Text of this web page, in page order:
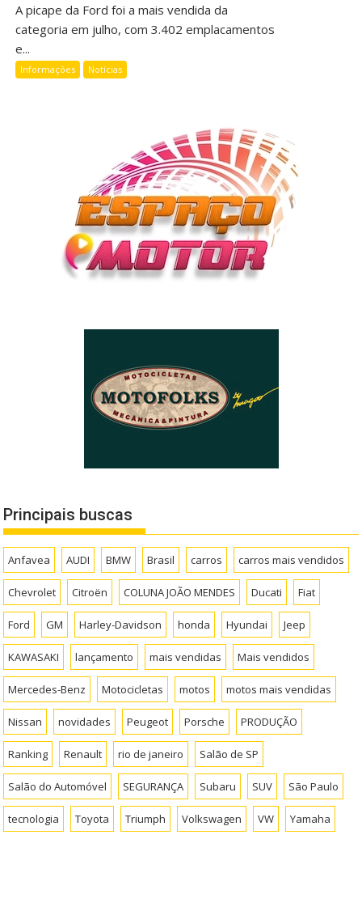
A picape da Ford foi a mais vendida da
categoria em julho, com 3.402 emplacamentos
e...
Informações Notícias
Principais buscas
Anfavea AUDI BMW Brasil carros carros mais vendidos
Chevrolet Citroën COLUNA JOÃO MENDES Ducati Fiat
Ford GM Harley-Davidson honda Hyundai Jeep
KAWASAKI lançamento mais vendidas Mais vendidos
Mercedes-Benz Motocicletas motos motos mais vendidas
Nissan novidades Peugeot Porsche PRODUÇÃO
Ranking Renault rio de janeiro Salão de SP
Salão do Automóvel SEGURANÇA Subaru SUV São Paulo
tecnologia Toyota Triumph Volkswagen VW Yamaha